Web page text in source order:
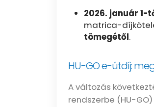
2026. január
matrica-
tömegétől.
HU-GO e-útdíj:
A változás
rendszerbe (HU-